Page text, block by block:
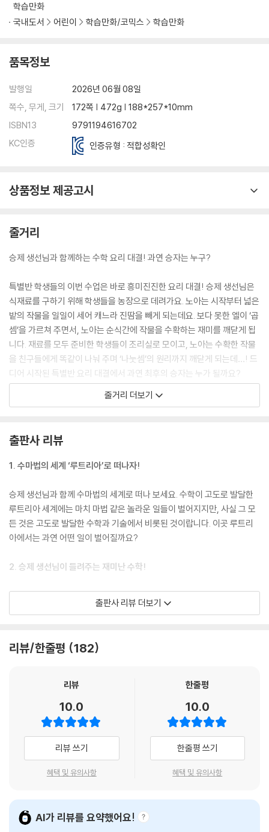
학습만화
국내도서
어린이 학습만화/코믹스 학습만화
품목정보
발행일
2026년 06월 08일
쪽수, 무게, 크기
172쪽 | 472g | 188*257*10mm
ISBN13
9791194616702
KC인증
인증유형 : 적합성확인
상품정보 제공고시
줄거리
승제 생선님과 함께하는 수학 요리 대결! 과연 승자는 누구?
특별반 학생들의 이번 수업은 바로 흥미진진한 요리 대결! 승제 생선님은
식재료를 구하기 위해 학생들을 농장으로 데려가요. 노아는 시작부터 넓은
밭의 작물을 일일이 세어 캐느라 진땀을 빼게 되는데요. 보다 못한 엘이 ‘곱
셈’을 가르쳐 주면서, 노아는 순식간에 작물을 수확하는 재미를 깨닫게 됩
니다. 재료를 모두 준비한 학생들이 조리실로 모이고, 노아는 수확한 작물
을 친구들에게 똑같이 나눠 주며 ‘나눗셈’의 원리까지 깨닫게 되는데…! 드
디어 시작된 특별반 요리 대결에서 과연 최후의 승자는 누가 될까요?
-나눗셈의 원리
-나머지가 있는 나눗셈
줄거리 더보기
출판사 리뷰
1. 수마법의 세계 ‘루트리아’로 떠나자!
승제 생선님과 함께 수마법의 세계로 떠나 보세요. 수학이 고도로 발달한
루트리아 세계에는 마치 마법 같은 놀라운 일들이 벌어지지만, 사실 그 모
든 것은 고도로 발달한 수학과 기술에서 비롯된 것이랍니다. 이곳 루트리
아에서는 과연 어떤 일이 벌어질까요?
2. 승제 생선님이 들려주는 재미난 수학!
승제 생선님과 떠나는 수학 대모험을 통해, 자연스럽게 수학 개념을 이해
해요. 이야기를 따라가기만 해도 수학이 즐거워질 거예요. 곳곳에 등장하
3. 만화로 배운 개념을 한 번 더 정리!
풍성한 정보 페이지에서 이야기로 배웠던 수학 개념을 다시 한번 차근차근
게 알려 줘요! 이제는 아는 만큼 수학이 쉬워질 거예요!
4. 수학적 사고력이 커지는 두뇌 게임에 도전!
다양한 두뇌 개발 게임에 도전하며, 수학적 사고력과 분석력, 문제해결력
취감도 키울 수 있답니다.
5. 초등학교 수학 교과서와 함께 봐요!
출판사 리뷰 더보기
리뷰/한줄평 182
리뷰
10.0
리뷰 쓰기
혜택 및 유의사항
한줄평
10.0
한줄평 쓰기
혜택 및 유의사항
AI가 리뷰를 요약했어요!